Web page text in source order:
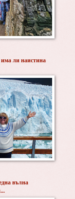
ли наистина
вълна